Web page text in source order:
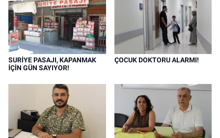
SURİYE PASAJI, KAPANMAK
İÇİN GÜN SAYIYOR!
ÇOCUK DOKTORU ALARMI!